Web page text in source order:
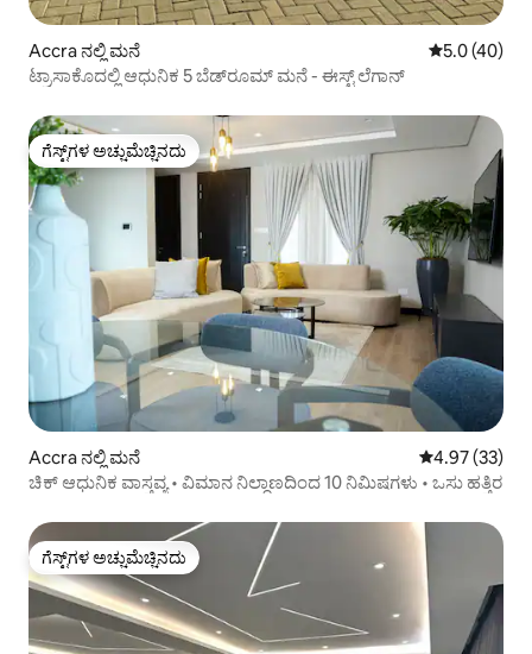
Accra ನಲ್ಲಿ ಮನೆ 5 ರಲ್ಲಿ 5.0
5.0 (40)
ಟ್ರಾಸಾಕೊದಲ್ಲಿ ಆಧುನಿಕ 5 ಬೆಡ್‌ರೂಮ್ ಮನೆ - ಈಸ್ಟ್ ಲೆಗಾನ್
ಗೆಸ್ಟ್‌ಗಳ ಅಚ್ಚುಮೆಚ್ಚಿನದು
ಗೆಸ್ಟ್‌ಗಳ ಅಚ್ಚುಮೆಚ್ಚಿನದು
Accra ನಲ್ಲಿ ಮನೆ 5 ರಲ್ಲಿ 4.97
4.97 (33)
ಚಿಕ್ ಆಧುನಿಕ ವಾಸ್ತವ್ಯ • ವಿಮಾನ ನಿಲ್ದಾಣದಿಂದ 10 ನಿಮಿಷಗಳು • ಒಸು ಹತ್ತಿರ
ಗೆಸ್ಟ್‌ಗಳ ಅಚ್ಚುಮೆಚ್ಚಿನದು
ಗೆಸ್ಟ್‌ಗಳ ಅಚ್ಚುಮೆಚ್ಚಿನದು